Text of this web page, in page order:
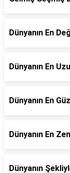
Dünyanın En
Dünyanın En
Dünyanın En
Dünyanın En
Dünyanın